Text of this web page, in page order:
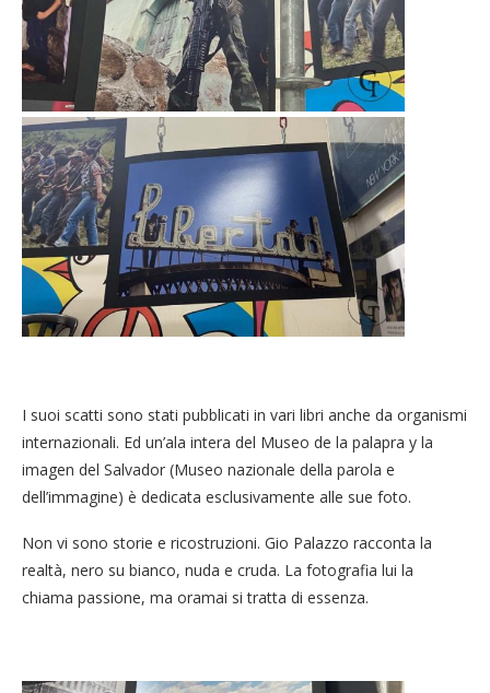
I suoi scatti sono stati pubblicati in vari libri anche da organismi
internazionali. Ed un’ala intera del Museo de la palapra y la
imagen del Salvador (Museo nazionale della parola e
dell’immagine) è dedicata esclusivamente alle sue foto.
Non vi sono storie e ricostruzioni. Gio Palazzo racconta la
realtà, nero su bianco, nuda e cruda. La fotografia lui la
chiama passione, ma oramai si tratta di essenza.